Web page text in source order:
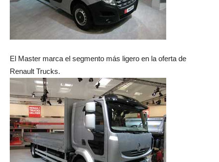
El Master marca el segmento más ligero en la oferta de
Renault Trucks.